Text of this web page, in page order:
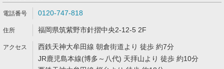
0120-747-818
福岡県筑紫野市針摺中央2-12-5 2F
西鉄天神大牟田線 朝倉街道より 徒歩 約7分
JR鹿児島本線(博多～八代) 天拝山より 徒歩 約10分